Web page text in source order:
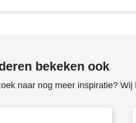
bekeken ook
naar nog meer inspiratie? Wij